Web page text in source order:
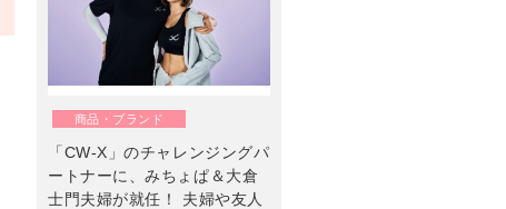
商品・ブランド
「CW-X」のチャレンジングパ
ートナーに、みちょぱ＆大倉
士門夫婦が就任！ 夫婦や友人